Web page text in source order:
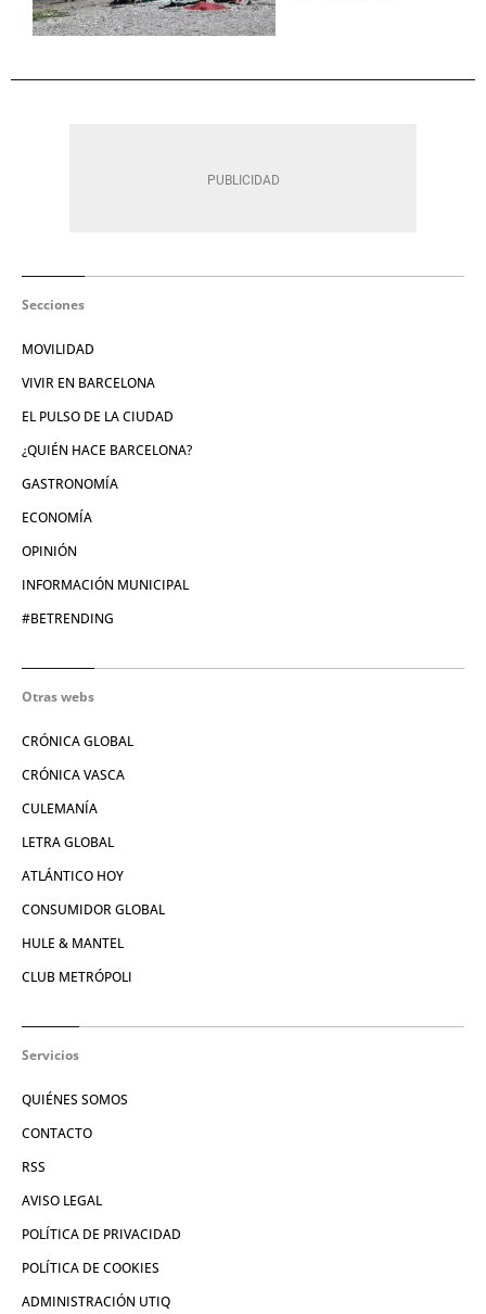
Secciones
MOVILIDAD
VIVIR EN BARCELONA
EL PULSO DE LA CIUDAD
¿QUIÉN HACE BARCELONA?
GASTRONOMÍA
ECONOMÍA
OPINIÓN
INFORMACIÓN MUNICIPAL
#BETRENDING
Otras webs
CRÓNICA GLOBAL
CRÓNICA VASCA
CULEMANÍA
LETRA GLOBAL
ATLÁNTICO HOY
CONSUMIDOR GLOBAL
HULE & MANTEL
CLUB METRÓPOLI
Servicios
QUIÉNES SOMOS
CONTACTO
RSS
AVISO LEGAL
POLÍTICA DE PRIVACIDAD
POLÍTICA DE COOKIES
ADMINISTRACIÓN UTIQ